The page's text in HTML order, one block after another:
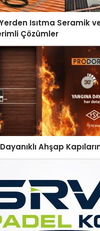
Isıtma Seramik
Çözümler
Ahşap